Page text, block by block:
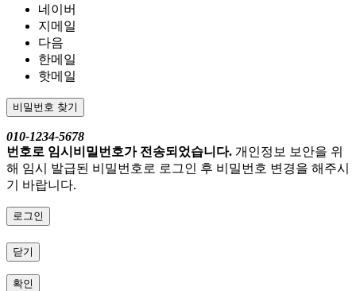
네이버
지메일
다음
한메일
핫메일
비밀번호 찾기
010-1234-5678
번호로 임시비밀번호가 전송되었습니다. 개인정보 보안을 위
해 임시 발급된 비밀번호로 로그인 후 비밀번호 변경을 해주시
기 바랍니다.
로그인
닫기
확인